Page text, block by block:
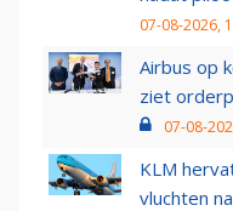
07-08-2026,
Airbus op
ziet
07-08-
KLM
vluchten